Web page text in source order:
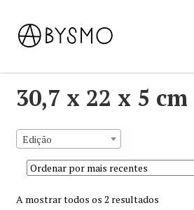
Ir
para
navegação
Saltar
para
conteúdo
Mymosa
Torpor
30,7 x 22 x 5 cm
Edição
A mostrar todos os 2 resultadosSorted